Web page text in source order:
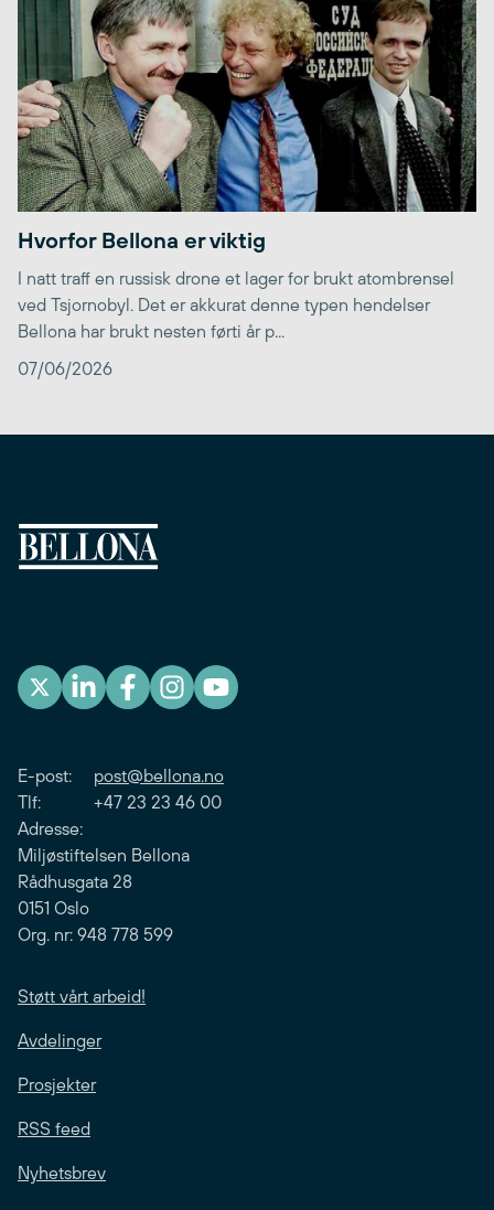
Hvorfor Bellona er viktig
I natt traff en russisk drone et lager for brukt atombrensel
ved Tsjornobyl. Det er akkurat denne typen hendelser
Bellona har brukt nesten førti år p...
07/06/2026
E-post: post@bellona.no
Tlf: +47 23 23 46 00
Adresse:
Miljøstiftelsen Bellona
Rådhusgata 28
0151 Oslo
Org. nr: 948 778 599
Støtt vårt arbeid!
Avdelinger
Prosjekter
RSS feed
Nyhetsbrev